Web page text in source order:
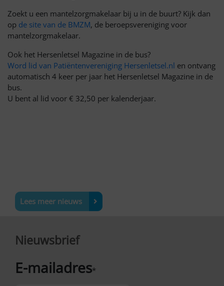
Zoekt u een mantelzorgmakelaar bij u in de buurt? Kijk dan
op de site van de BMZM, de beroepsvereniging voor
mantelzorgmakelaar.
Ook het Hersenletsel Magazine in de bus?
Word lid van Patiëntenvereniging Hersenletsel.nl en ontvang
automatisch 4 keer per jaar het Hersenletsel Magazine in de
bus.
U bent al lid voor € 32,50 per kalenderjaar.
Lees meer nieuws
Nieuwsbrief
E-mailadres*